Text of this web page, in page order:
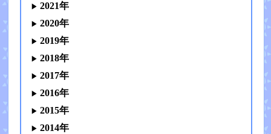
2021年
2020年
2019年
2018年
2017年
2016年
2015年
2014年